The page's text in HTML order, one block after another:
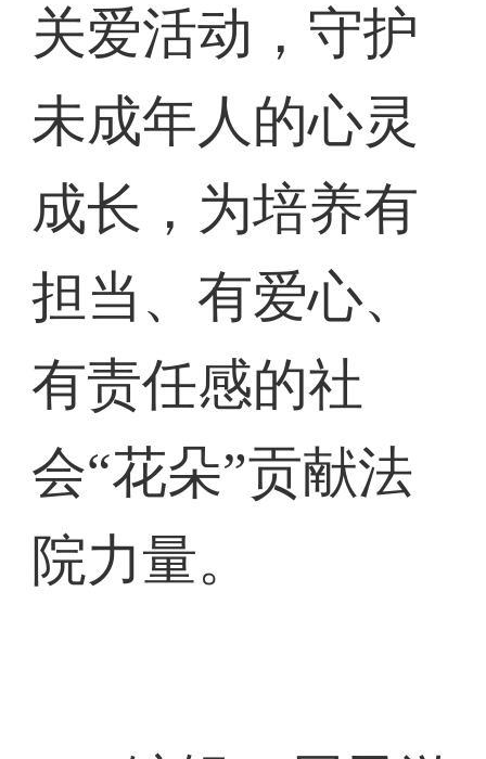
关爱活动，守护
未成年人的心灵
成长，为培养有
担当、有爱心、
有责任感的社
会“花朵”贡献法
院力量。